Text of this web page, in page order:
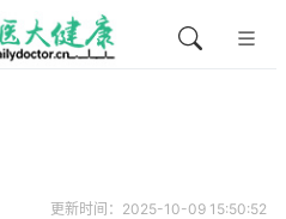
更新时间：2025-10-09 15:50:52